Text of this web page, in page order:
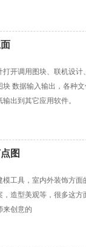
打开调用图块、联机设计
块 数据输入输出，各种
出到其它应用软件。
图
模工具，室内外装饰方面
，造型美观等，很多这方
来创意的